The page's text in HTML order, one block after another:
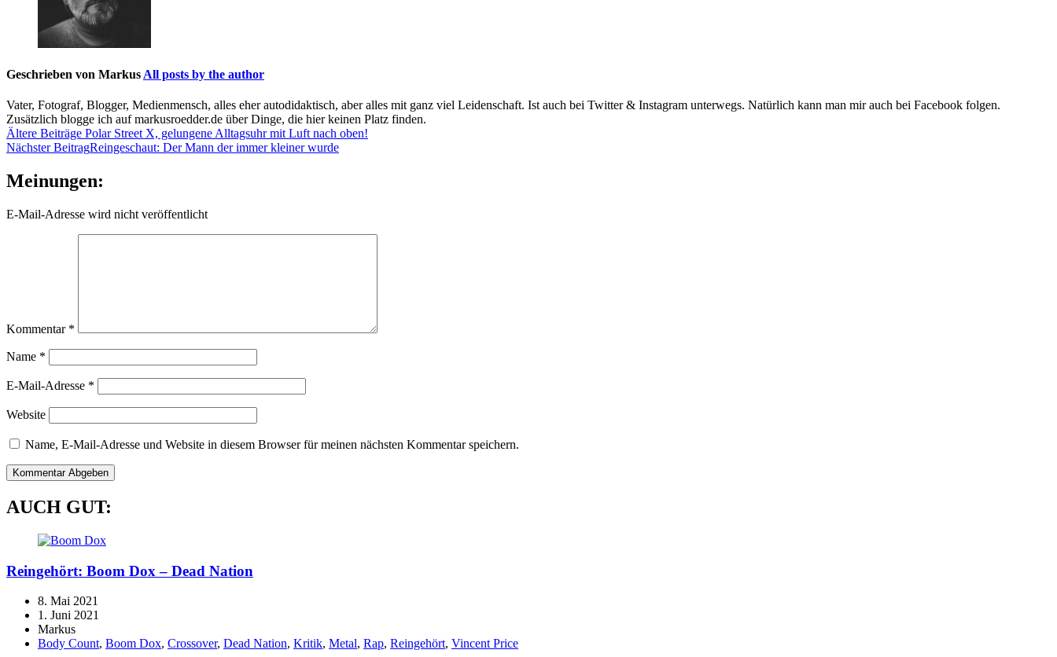
Geschrieben von Markus All posts by the author
Vater, Fotograf, Blogger, Medienmensch, alles eher autodidaktisch, aber alles mit ganz viel Leidenschaft. Ist auch bei Twitter & Instagram unterwegs. Natürlich kann man mir auch bei Facebook folgen.
Zusätzlich blogge ich auf markusroedder.de über Dinge, die hier keinen Platz finden.
Beitragsnavigation
Ältere Beiträge Polar Street X, gelungene Alltagsuhr mit Luft nach oben!
Nächster BeitragReingeschaut: Der Mann der immer kleiner wurde
Meinungen:
E-Mail-Adresse wird nicht veröffentlicht
Kommentar *
Name *
E-Mail-Adresse *
Website
Name, E-Mail-Adresse und Website in diesem Browser für meinen nächsten Kommentar speichern.
AUCH GUT:
Reingehört: Boom Dox – Dead Nation
8. Mai 2021
1. Juni 2021
Markus
Body Count, Boom Dox, Crossover, Dead Nation, Kritik, Metal, Rap, Reingehört, Vincent Price